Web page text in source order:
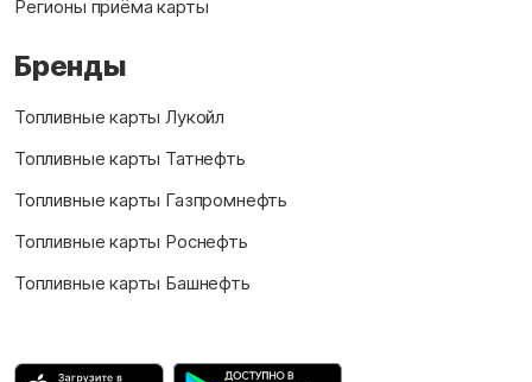
Регионы приёма карты
Бренды
Топливные карты Лукойл
Топливные карты Татнефть
Топливные карты Газпромнефть
Топливные карты Роснефть
Топливные карты Башнефть